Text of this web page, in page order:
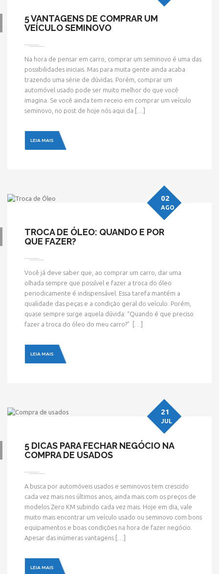
5 VANTAGENS DE COMPRAR UM
VEÍCULO SEMINOVO
Na hora de pensar em carro, comprar um seminovo é uma das
possibilidades iniciais. Mas para muita gente ainda acaba
trazendo uma série de dúvidas. Porém, comprar um
automóvel usado pode ser muito melhor do que você
imagina. Se você ainda tem receio em comprar um veículo
seminovo, no post de hoje nós aqui da […]
LEIA MAIS
TROCA DE ÓLEO: QUANDO E POR
QUE FAZER?
02
AGO
Você já deve saber que, ao comprar um carro, dar uma
olhada sempre que possível e fazer a troca do óleo
periodicamente é indispensável. Essa tarefa mantém a
qualidade das peças e a condição geral do veículo. Porém,
quase sempre surge aquela dúvida: “Quando é que preciso
fazer a troca do óleo do meu carro?” […]
LEIA MAIS
5 DICAS PARA FECHAR NEGÓCIO NA
COMPRA DE USADOS
21
JUL
A busca por automóveis usados e seminovos tem crescido
cada vez mais nos últimos anos, ainda mais com os preços de
modelos Zero KM subindo cada vez mais. Hoje em dia, vale
muito mais encontrar um veículo usado ou seminovo com bons
equipamentos e boas condições na hora de fazer negócio.
Apesar das inúmeras vantagens […]
LEIA MAIS